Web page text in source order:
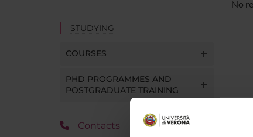
STUDYING
COURSES
PHD PROGRAMMES AND
POSTGRADUATE TRAINING
Contacts
No